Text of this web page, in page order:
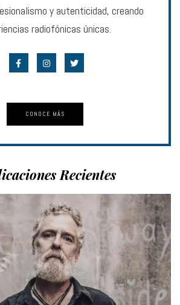
y autenticidad, creando
radiofónicas únicas.
CONOCE MÁS
Recientes